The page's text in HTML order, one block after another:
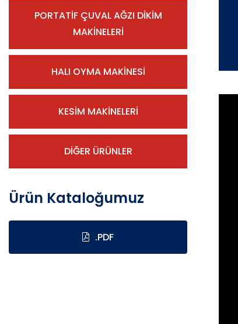
PORTATİF ÇUVAL AĞZI DİKİM
MAKİNELERİ
HALI OYMA MAKİNESİ
KESİM MAKİNELERİ
DİĞER ÜRÜNLER
Ürün Kataloğumuz
.PDF